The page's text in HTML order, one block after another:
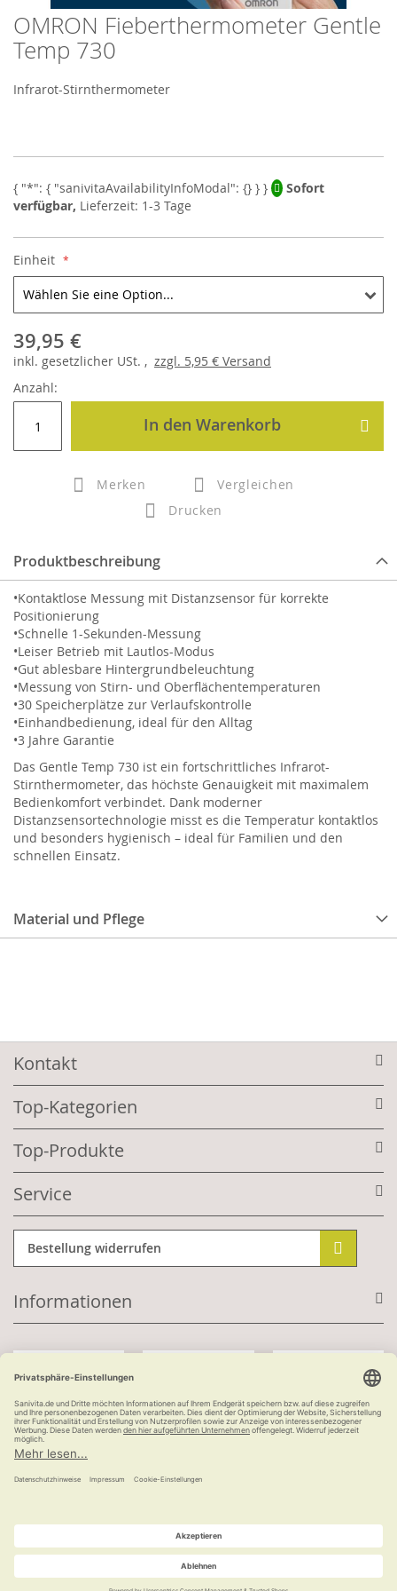
Skip
to
the
of
OMRON Fieberthermometer Gentle
Temp 730
Infrarot-Stirnthermometer
Sofort
verfügbar, Lieferzeit: 1-3 Tage
Einheit
39,95 €
inkl. gesetzlicher USt. , zzgl. 5,95 € Versand
Anzahl:
In den Warenkorb
Merken
Vergleichen
Drucken
Produktbeschreibung
Material und Pflege
•Kontaktlose Messung mit Distanzsensor für korrekte
Positionierung
•Schnelle 1-Sekunden-Messung
•Leiser Betrieb mit Lautlos-Modus
•Gut ablesbare Hintergrundbeleuchtung
•Messung von Stirn- und Oberflächentemperaturen
•30 Speicherplätze zur Verlaufskontrolle
•Einhandbedienung, ideal für den Alltag
•3 Jahre Garantie
Das Gentle Temp 730 ist ein fortschrittliches Infrarot-
Stirnthermometer, das höchste Genauigkeit mit maximalem
Bedienkomfort verbindet. Dank moderner
Distanzsensortechnologie misst es die Temperatur kontaktlos
und besonders hygienisch – ideal für Familien und den
schnellen Einsatz.
Kontakt
Top-Kategorien
Top-Produkte
Service
Bestellung widerrufen
Informationen
Kauf auf Rechnung
versandkostenfrei